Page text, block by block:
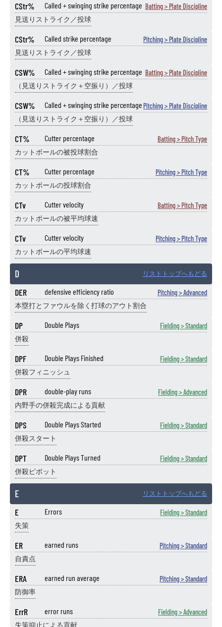
CStr% Called + swinging strike percentage Batting > Plate Discipline
見送りストライク／投球
CStr% Called strike percentage Pitching > Plate Discipline
見送りストライク／投球
CSW% Called + swinging strike percentage Batting > Plate Discipline
（見送りストライク＋空振り）／投球
CSW% Called + swinging strike percentage Pitching > Plate Discipline
（見送りストライク＋空振り）／投球
CT% Cutter percentage Batting > Pitch Type
カットボールの被投球割合
CT% Cutter percentage Pitching > Pitch Type
カットボールの投球割合
CTv Cutter velocity Batting > Pitch Type
カットボールの被平均球速
CTv Cutter velocity Pitching > Pitch Type
カットボールの平均球速
D リストトップへもどる
DER defensive efficiency ratio Pitching > Advanced
本塁打とファウルを除く打球のアウト割合
DP Double Plays Fielding > Standard
併殺
DPF Double Plays Finished Fielding > Standard
併殺フィニッシュ
DPR double-play runs Fielding > Advanced
内野手の併殺完成による貢献
DPS Double Plays Started Fielding > Standard
併殺スタート
DPT Double Plays Turned Fielding > Standard
併殺ピボット
E リストトップへもどる
E Errors Fielding > Standard
失策
ER earned runs Pitching > Standard
自責点
ERA earned run average Pitching > Standard
防御率
ErrR error runs Fielding > Advanced